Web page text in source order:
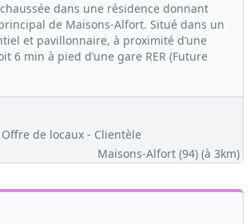
dans une résidence donnant
de Maisons-Alfort. Situé dans un
et pavillonnaire, à proximité d’une
6 min à pied d’une gare RER (Future
Offre de locaux - Clientèle
Maisons-Alfort (94) (à 3km)